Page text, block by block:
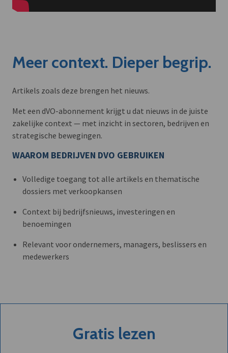
Meer context. Dieper begrip.
Artikels zoals deze brengen het nieuws.
Met een dVO-abonnement krijgt u dat nieuws in de juiste
zakelijke context — met inzicht in sectoren, bedrijven en
strategische bewegingen.
WAAROM BEDRIJVEN DVO GEBRUIKEN
Volledige toegang tot alle artikels en thematische
dossiers met verkoopkansen
Context bij bedrijfsnieuws, investeringen en
benoemingen
Relevant voor ondernemers, managers, beslissers en
medewerkers
Gratis lezen